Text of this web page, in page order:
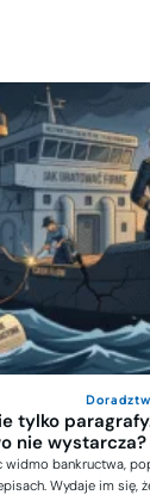
tylko
nie wystarcza?
bankructwa,
Wydaje im się,